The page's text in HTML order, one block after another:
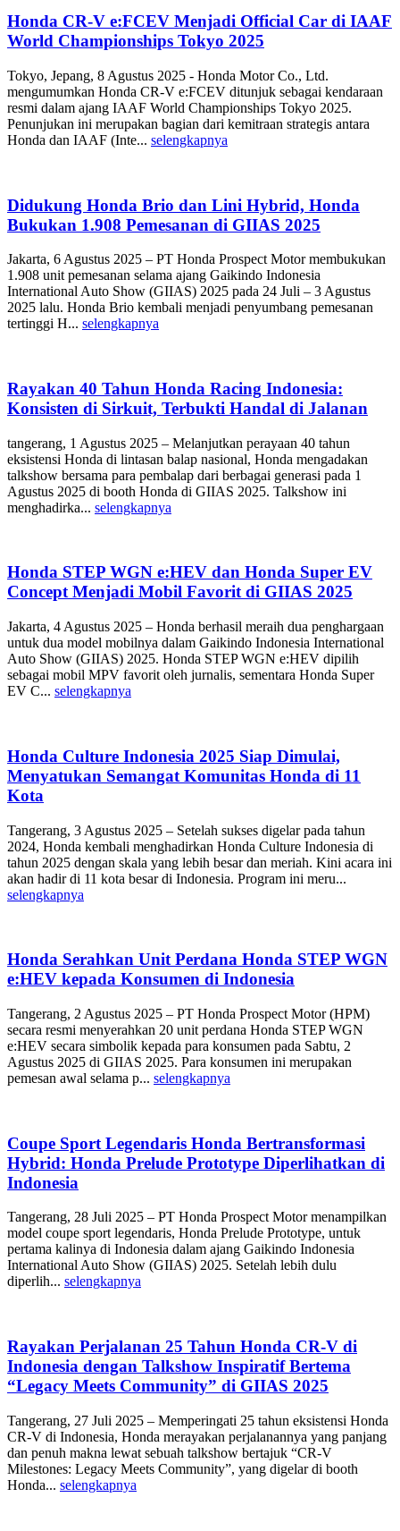
Honda CR-V e:FCEV Menjadi Official Car di IAAF
World Championships Tokyo 2025
Tokyo, Jepang, 8 Agustus 2025 - Honda Motor Co., Ltd.
mengumumkan Honda CR-V e:FCEV ditunjuk sebagai kendaraan
resmi dalam ajang IAAF World Championships Tokyo 2025.
Penunjukan ini merupakan bagian dari kemitraan strategis antara
Honda dan IAAF (Inte... selengkapnya
Didukung Honda Brio dan Lini Hybrid, Honda
Bukukan 1.908 Pemesanan di GIIAS 2025
Jakarta, 6 Agustus 2025 – PT Honda Prospect Motor membukukan
1.908 unit pemesanan selama ajang Gaikindo Indonesia
International Auto Show (GIIAS) 2025 pada 24 Juli – 3 Agustus
2025 lalu. Honda Brio kembali menjadi penyumbang pemesanan
tertinggi H... selengkapnya
Rayakan 40 Tahun Honda Racing Indonesia:
Konsisten di Sirkuit, Terbukti Handal di Jalanan
tangerang, 1 Agustus 2025 – Melanjutkan perayaan 40 tahun
eksistensi Honda di lintasan balap nasional, Honda mengadakan
talkshow bersama para pembalap dari berbagai generasi pada 1
Agustus 2025 di booth Honda di GIIAS 2025. Talkshow ini
menghadirka... selengkapnya
Honda STEP WGN e:HEV dan Honda Super EV
Concept Menjadi Mobil Favorit di GIIAS 2025
Jakarta, 4 Agustus 2025 – Honda berhasil meraih dua penghargaan
untuk dua model mobilnya dalam Gaikindo Indonesia International
Auto Show (GIIAS) 2025. Honda STEP WGN e:HEV dipilih
sebagai mobil MPV favorit oleh jurnalis, sementara Honda Super
EV C... selengkapnya
Honda Culture Indonesia 2025 Siap Dimulai,
Menyatukan Semangat Komunitas Honda di 11
Kota
Tangerang, 3 Agustus 2025 – Setelah sukses digelar pada tahun
2024, Honda kembali menghadirkan Honda Culture Indonesia di
tahun 2025 dengan skala yang lebih besar dan meriah. Kini acara ini
akan hadir di 11 kota besar di Indonesia. Program ini meru...
selengkapnya
Honda Serahkan Unit Perdana Honda STEP WGN
e:HEV kepada Konsumen di Indonesia
Tangerang, 2 Agustus 2025 – PT Honda Prospect Motor (HPM)
secara resmi menyerahkan 20 unit perdana Honda STEP WGN
e:HEV secara simbolik kepada para konsumen pada Sabtu, 2
Agustus 2025 di GIIAS 2025. Para konsumen ini merupakan
pemesan awal selama p... selengkapnya
Coupe Sport Legendaris Honda Bertransformasi
Hybrid: Honda Prelude Prototype Diperlihatkan di
Indonesia
Tangerang, 28 Juli 2025 – PT Honda Prospect Motor menampilkan
model coupe sport legendaris, Honda Prelude Prototype, untuk
pertama kalinya di Indonesia dalam ajang Gaikindo Indonesia
International Auto Show (GIIAS) 2025. Setelah lebih dulu
diperlih... selengkapnya
Rayakan Perjalanan 25 Tahun Honda CR-V di
Indonesia dengan Talkshow Inspiratif Bertema
“Legacy Meets Community” di GIIAS 2025
Tangerang, 27 Juli 2025 – Memperingati 25 tahun eksistensi Honda
CR-V di Indonesia, Honda merayakan perjalanannya yang panjang
dan penuh makna lewat sebuah talkshow bertajuk “CR-V
Milestones: Legacy Meets Community”, yang digelar di booth
Honda... selengkapnya